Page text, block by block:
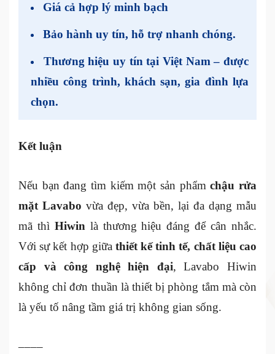
Giá cả hợp lý minh bạch
Bảo hành uy tín, hỗ trợ nhanh chóng.
Thương hiệu uy tín tại Việt Nam – được
nhiều công trình, khách sạn, gia đình lựa
chọn.
Kết luận
Nếu bạn đang tìm kiếm một sản phẩmchậu rửa
mặt Lavabo vừa đẹp, vừa bền, lại đa dạng mẫu
mã thì Hiwin là thương hiệu đáng để cân nhắc.
Với sự kết hợp giữa thiết kế tinh tế, chất liệu cao
cấp và công nghệ hiện đại, Lavabo Hiwin
không chỉ đơn thuần là thiết bị phòng tắm mà còn
là yếu tố nâng tầm giá trị không gian sống.